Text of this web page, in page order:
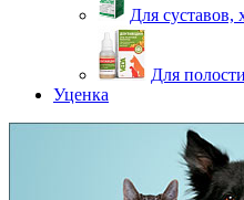
Для суставов,
Для
Уценка